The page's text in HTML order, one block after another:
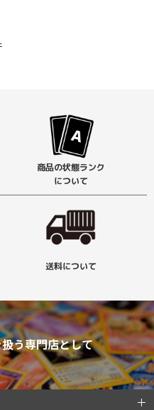
商品の状態ランク
について
送料について
う専門店として